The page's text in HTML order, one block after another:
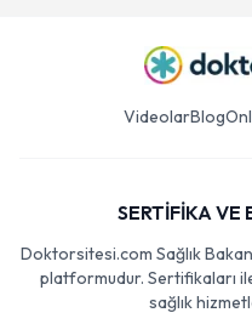
VideolarBlog
SERTİFİKA VE
Doktorsitesi.com Sağlık
platformudur. Sertifikaları
sağlık